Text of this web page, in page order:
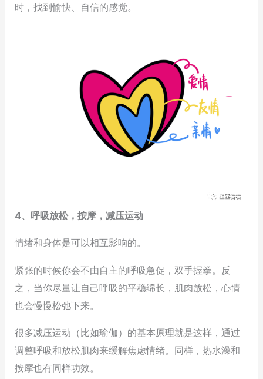
时，找到愉快、自信的感觉。
4、呼吸放松，按摩，减压运动
情绪和身体是可以相互影响的。
紧张的时候你会不由自主的呼吸急促，双手握拳。反
之，当你尽量让自己呼吸的平稳绵长，肌肉放松，心情
也会慢慢松弛下来。
很多减压运动（比如瑜伽）的基本原理就是这样，通过
调整呼吸和放松肌肉来缓解焦虑情绪。同样，热水澡和
按摩也有同样功效。